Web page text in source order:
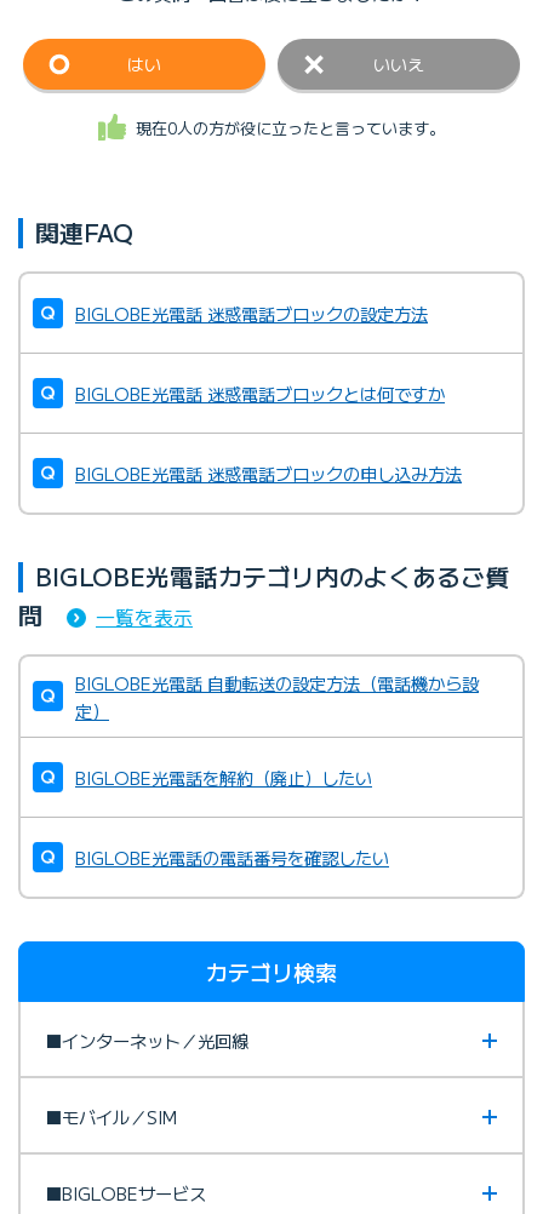
はい いいえ
現在0人の方が役に立ったと言っています。
関連FAQ
BIGLOBE光電話 迷惑電話ブロックの設定方法
BIGLOBE光電話 迷惑電話ブロックとは何ですか
BIGLOBE光電話 迷惑電話ブロックの申し込み方法
BIGLOBE光電話カテゴリ内のよくあるご質
問
一覧を表示
BIGLOBE光電話 自動転送の設定方法（電話機から設
定）
BIGLOBE光電話を解約（廃止）したい
BIGLOBE光電話の電話番号を確認したい
カテゴリ検索
■インターネット／光回線
■モバイル／SIM
■BIGLOBEサービス